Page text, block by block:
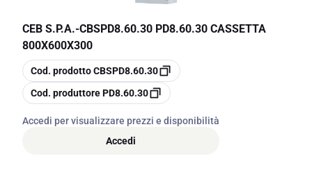
CEB S.P.A.-CBSPD8.60.30 PD8.60.30 CASSETTA
800X600X300
copia
Cod. prodottoCBSPD8.60.30
copia
Cod. produttorePD8.60.30
Accedi per visualizzare prezzi e disponibilità
Accedi